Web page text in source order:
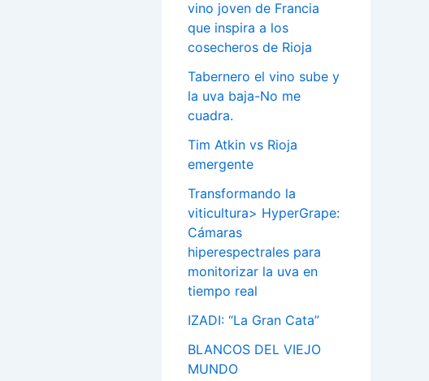
vino joven de Francia
que inspira a los
cosecheros de Rioja
Tabernero el vino sube y
la uva baja-No me
cuadra.
Tim Atkin vs Rioja
emergente
Transformando la
viticultura> HyperGrape:
Cámaras
hiperespectrales para
monitorizar la uva en
tiempo real
IZADI: “La Gran Cata”
BLANCOS DEL VIEJO
MUNDO